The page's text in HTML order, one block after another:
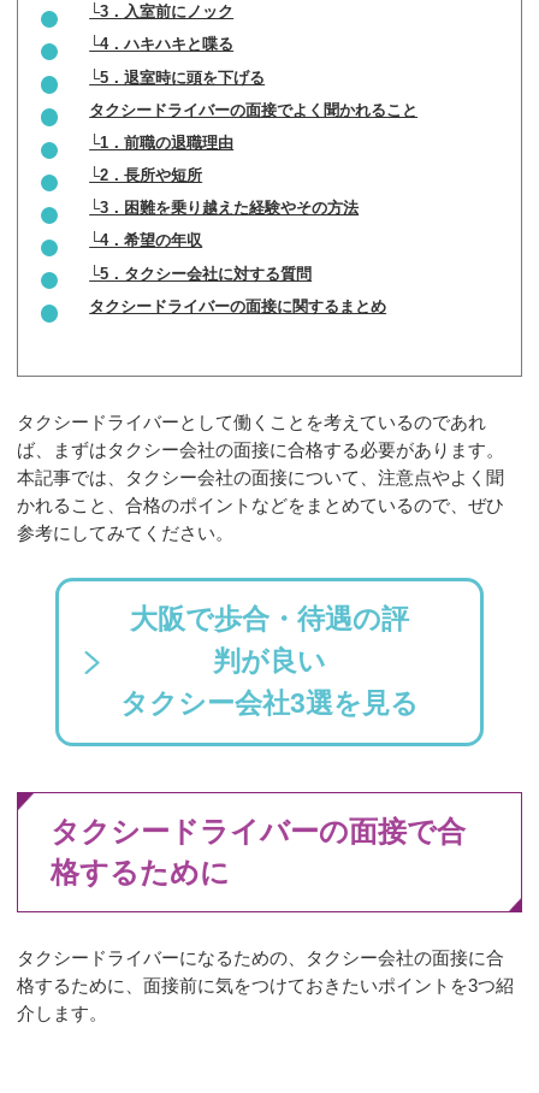
└3．入室前にノック
└4．ハキハキと喋る
└5．退室時に頭を下げる
タクシードライバーの面接でよく聞かれること
└1．前職の退職理由
└2．長所や短所
└3．困難を乗り越えた経験やその方法
└4．希望の年収
└5．タクシー会社に対する質問
タクシードライバーの面接に関するまとめ
タクシードライバーとして働くことを考えているのであれ
ば、まずはタクシー会社の面接に合格する必要があります。
本記事では、タクシー会社の面接について、注意点やよく聞
かれること、合格のポイントなどをまとめているので、ぜひ
参考にしてみてください。
大阪で歩合・待遇の評
判が良い
タクシー会社3選を見る
タクシードライバーの面接で合
格するために
タクシードライバーになるための、タクシー会社の面接に合
格するために、面接前に気をつけておきたいポイントを3つ紹
介します。